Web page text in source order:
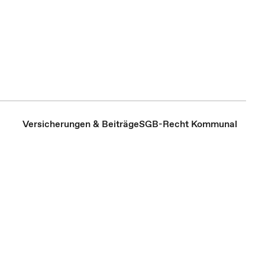
Versicherungen & BeiträgeSGB-Recht Kommunal